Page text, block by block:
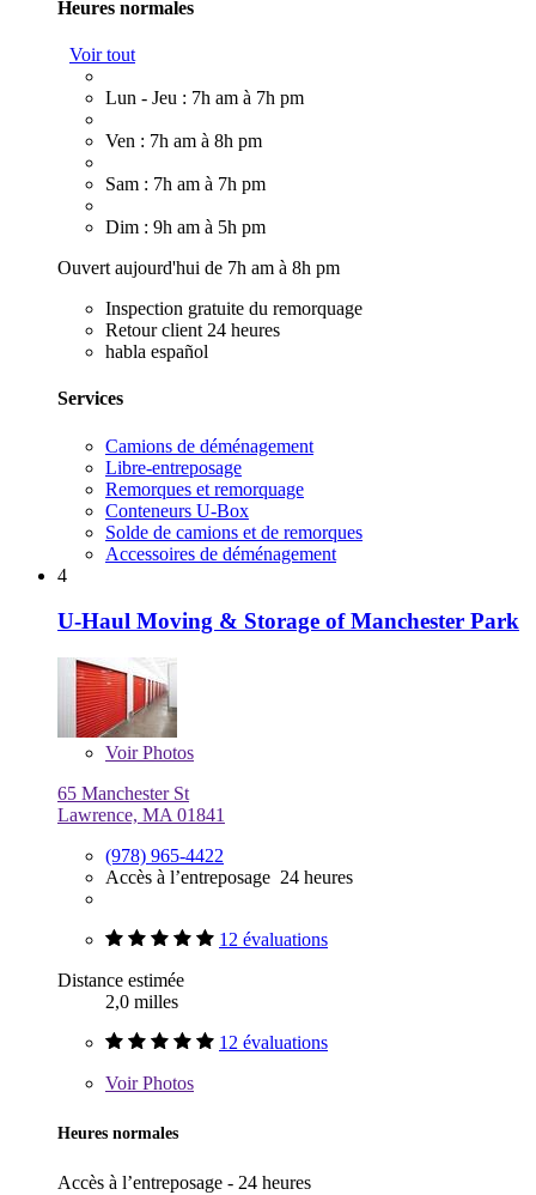
Heures normales
Voir tout
Lun - Jeu : 7h am à 7h pm
Ven : 7h am à 8h pm
Sam : 7h am à 7h pm
Dim : 9h am à 5h pm
Ouvert aujourd'hui de 7h am à 8h pm
Inspection gratuite du remorquage
Retour client 24 heures
habla español
Services
Camions de déménagement
Libre-entreposage
Remorques et remorquage
Conteneurs U-Box
Solde de camions et de remorques
Accessoires de déménagement
4
U-Haul Moving & Storage of Manchester Park
VoirPhotos
65 Manchester St
Lawrence, MA 01841
(978) 965-4422
Accès à l’entreposage 24 heures
12 évaluations
Distance estimée
2,0 milles
12 évaluations
VoirPhotos
Heures normales
Accès à l’entreposage - 24 heures